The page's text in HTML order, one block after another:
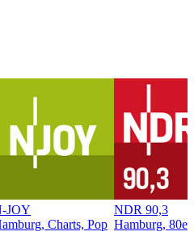
JOY
Charts, Pop
NDR 90,3
Hamburg,